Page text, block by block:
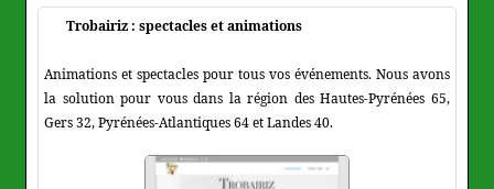
Trobairiz : spectacles et animations
Animations et spectacles pour tous vos événements. Nous avons
la solution pour vous dans la région des Hautes-Pyrénées 65,
Gers 32, Pyrénées-Atlantiques 64 et Landes 40.